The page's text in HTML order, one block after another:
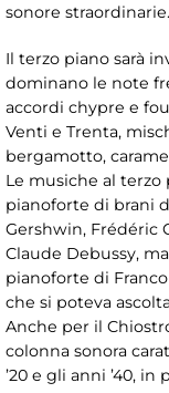
sonore straordinarie.
Il terzo piano sarà
dominano le note
accordi chypre e
Venti e Trenta,
bergamotto,
Le musiche al terzo
pianoforte di brani
Gershwin, Frédéric
Claude Debussy,
pianoforte di
che si poteva
Anche per il
colonna sonora
’20 e gli anni ’40,